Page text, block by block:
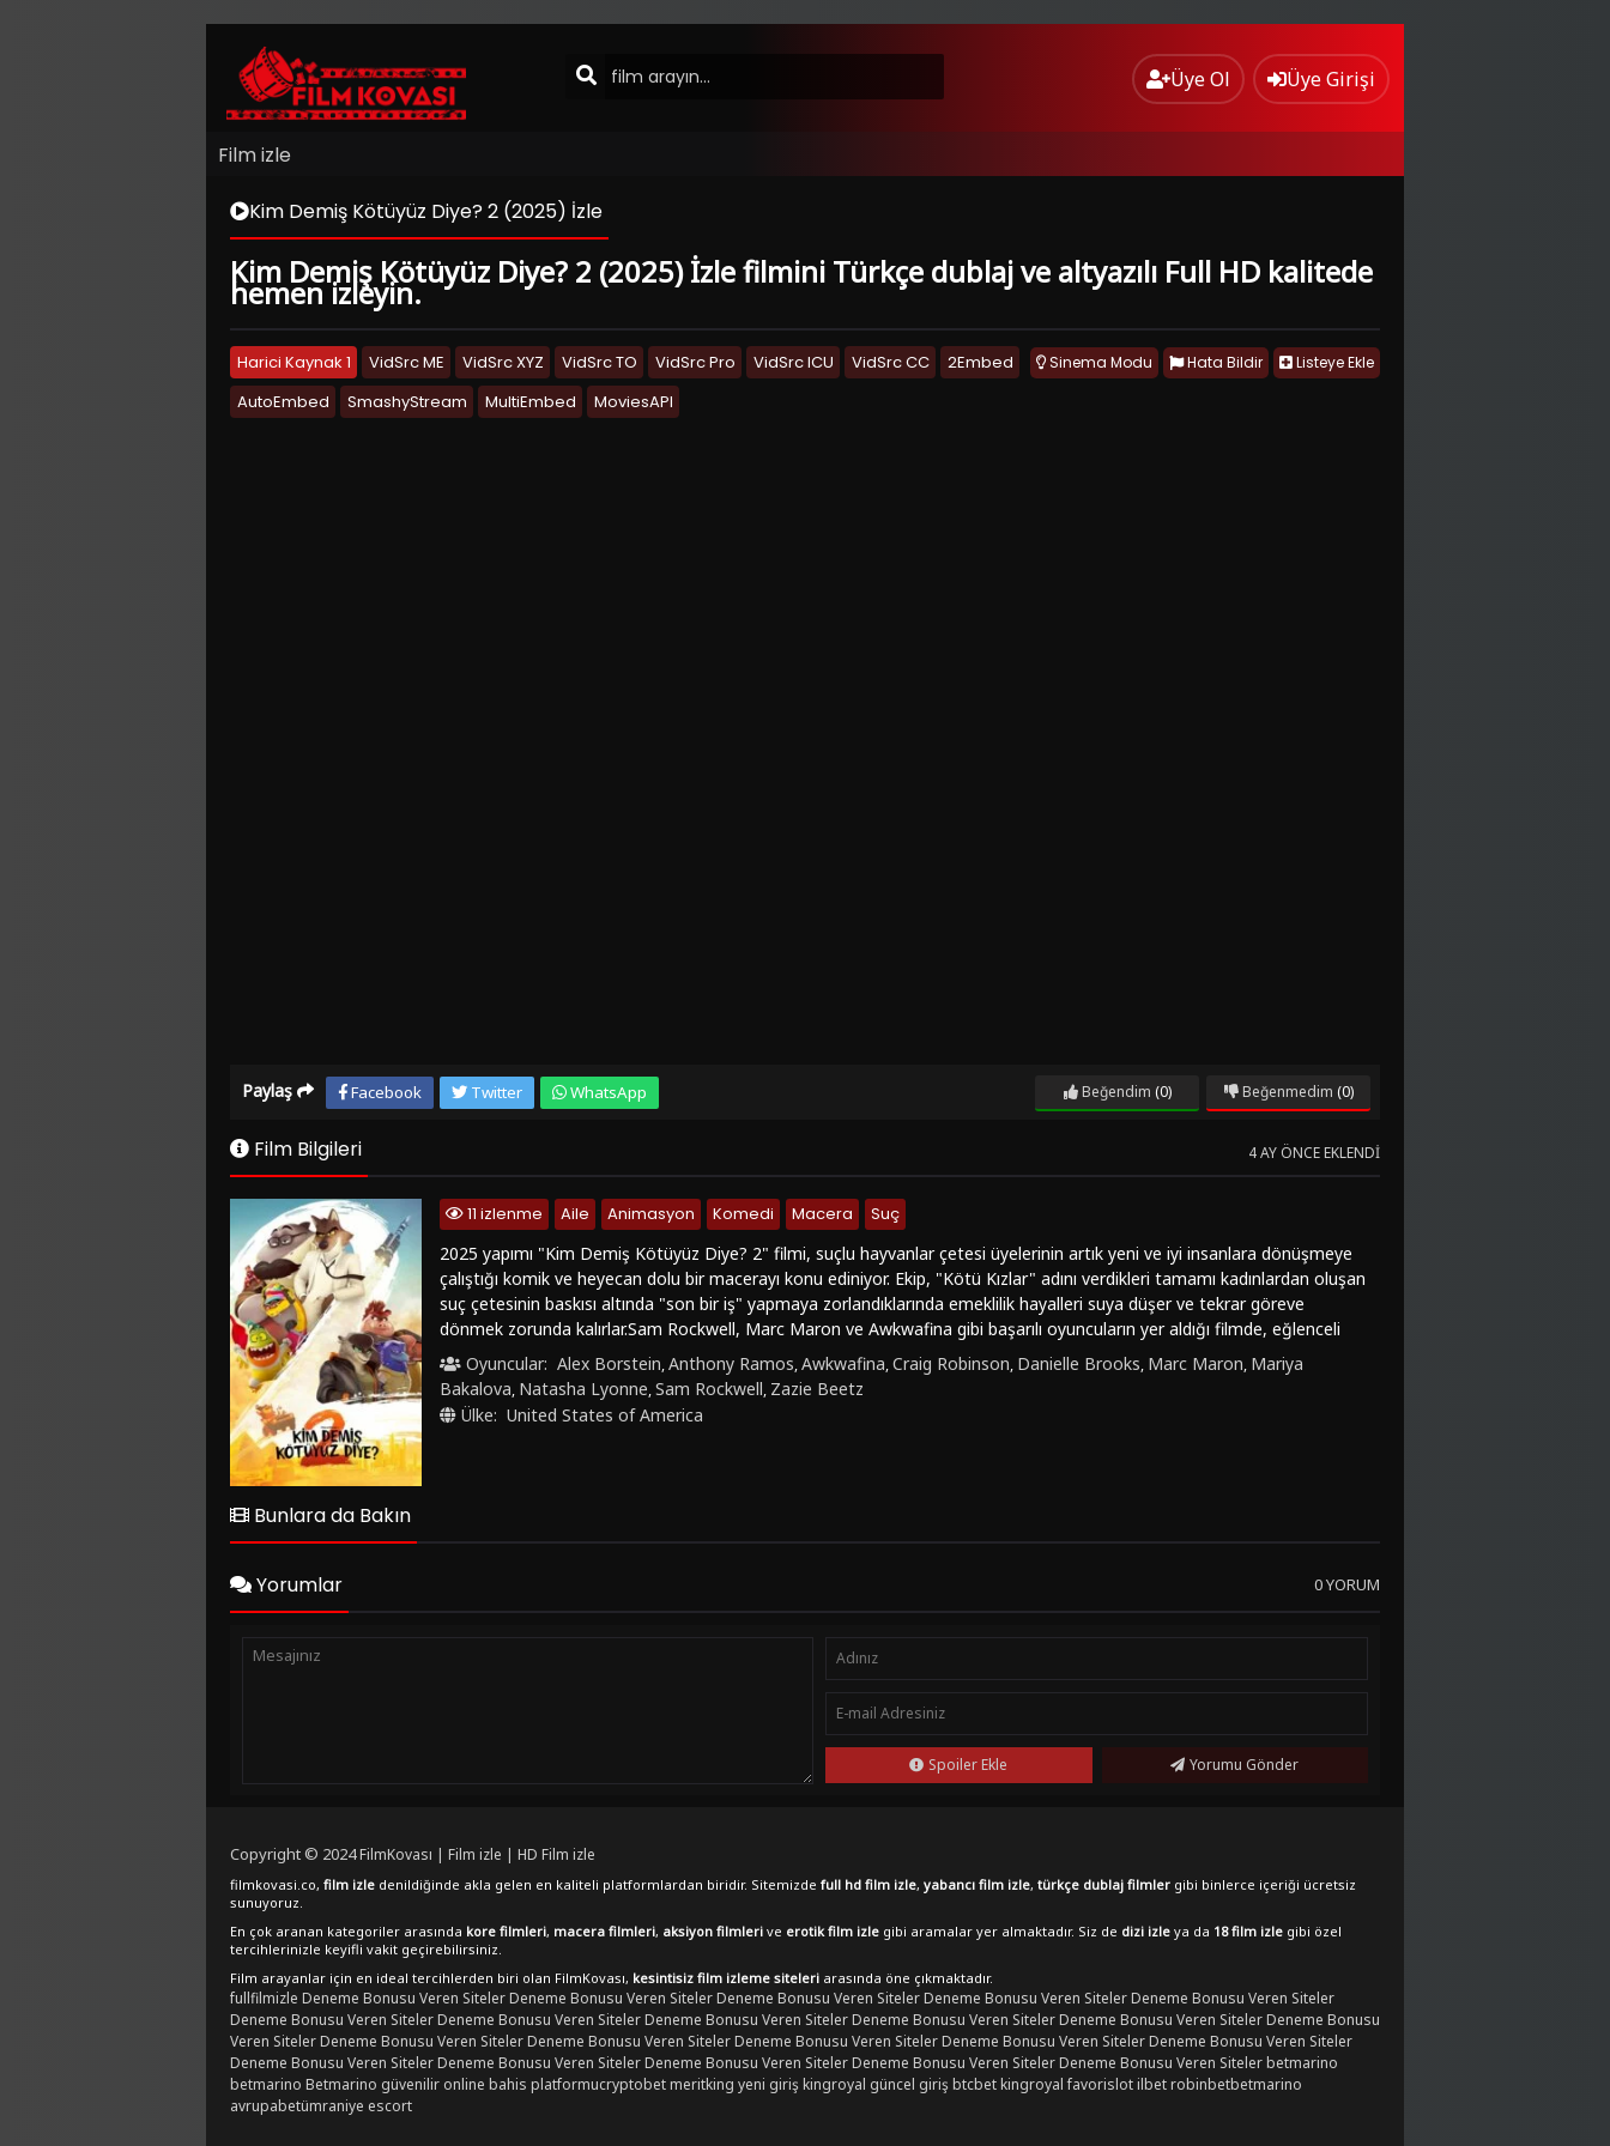
Üye Ol Üye Girişi
Film izle
Kim Demiş Kötüyüz Diye? 2 (2025) İzle
Kim Demiş Kötüyüz Diye? 2 (2025) İzle filmini Türkçe dublaj ve altyazılı Full HD kalitede
hemen izleyin.
Harici Kaynak 1 VidSrc ME VidSrc XYZ VidSrc TO VidSrc Pro VidSrc ICU VidSrc CC
2Embed
AutoEmbed
SmashyStream MultiEmbed MoviesAPI
Listeye Ekle
Hata Bildir
Sinema Modu
Paylaş Facebook Twitter WhatsApp Beğendim (0) Beğenmedim (0)
Film Bilgileri 4 AY ÖNCE EKLENDI
11 izlenme Aile Animasyon Komedi Macera
Suç
2025 yapımı "Kim Demiş Kötüyüz Diye? 2" filmi, suçlu hayvanlar çetesi üyelerinin artık yeni ve iyi insanlara dönüşmeye
çalıştığı komik ve heyecan dolu bir macerayı konu ediniyor. Ekip, "Kötü Kızlar" adını verdikleri tamamı kadınlardan oluşan
suç çetesinin baskısı altında "son bir iş" yapmaya zorlandıklarında emeklilik hayalleri suya düşer ve tekrar göreve
dönmek zorunda kalırlar.Sam Rockwell, Marc Maron ve Awkwafina gibi başarılı oyuncuların yer aldığı filmde, eğlenceli
karakterler ve sıra dışı olaylarla dolu bir hikaye izleyiciyi bekliyor. Aile, komedi, suç ve macera türlerini başarılı bir şekilde
harmanlayan yapım, izleyicilere keyifli bir seyir deneyimi vaat ediyor."Kim Demiş Kötüyüz Diye? 2" filmi, sadece eğlenceli
ve komik sahneleriyle değil aynı zamanda görsel açıdan da etkileyici bir deneyim sunuyor. Yüksek çözünürlükte ve
kesintisiz bir şekilde izleyebileceğiniz bu yapım, hem çocuklar hem de yetişkinler için keyifli bir seçenek olabilir.Eğer "Kim
Oyuncular: Alex Borstein,Anthony Ramos,Awkwafina,Craig Robinson, Danielle Brooks, Marc Maron, Mariya
Bakalova, Natasha Lyonne,Sam Rockwell, Zazie Beetz
Ülke: United States of America
Bunlara da Bakın
Yorumlar 0 YORUM
Spoiler Ekle Yorumu Gönder
Copyright © 2024FilmKovası | Film izle | HD Film izle
filmkovasi.co, film izle denildiğinde akla gelen en kaliteli platformlardan biridir. Sitemizde full hd film izle, yabancı film izle, türkçe dublaj filmler gibi binlerce içeriği ücretsiz
sunuyoruz.
En çok aranan kategoriler arasında kore filmleri, macera filmleri, aksiyon filmleri ve erotik film izle gibi aramalar yer almaktadır. Siz de dizi izle ya da 18 film izle gibi özel
tercihlerinizle keyifli vakit geçirebilirsiniz.
Film arayanlar için en ideal tercihlerden biri olan FilmKovası, kesintisiz film izleme siteleri arasında öne çıkmaktadır.
fullfilmizle Deneme Bonusu Veren SitelerDeneme Bonusu Veren SitelerDeneme Bonusu Veren SitelerDeneme Bonusu Veren SitelerDeneme Bonusu Veren Siteler
Deneme Bonusu Veren SitelerDeneme Bonusu Veren SitelerDeneme Bonusu Veren SitelerDeneme Bonusu Veren SitelerDeneme Bonusu Veren SitelerDeneme Bonusu
Veren SitelerDeneme Bonusu Veren SitelerDeneme Bonusu Veren SitelerDeneme Bonusu Veren SitelerDeneme Bonusu Veren SitelerDeneme Bonusu Veren Siteler
Deneme Bonusu Veren SitelerDeneme Bonusu Veren SitelerDeneme Bonusu Veren SitelerDeneme Bonusu Veren SitelerDeneme Bonusu Veren Sitelerbetmarino
betmarino Betmarino güvenilir online bahis platformucryptobetmeritking yeni girişkingroyal güncel girişbtcbetkingroyal favorislotilbetrobinbetbetmarino
avrupabetümraniye escort